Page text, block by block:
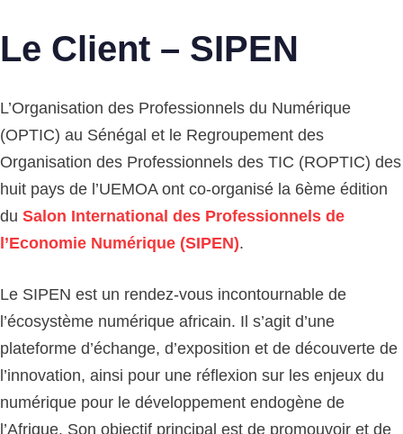
Le Client – SIPEN
L’Organisation des Professionnels du Numérique
(OPTIC) au Sénégal et le Regroupement des
Organisation des Professionnels des TIC (ROPTIC) des
huit pays de l’UEMOA ont co-organisé la 6ème édition
du Salon International des Professionnels de
l’Economie Numérique (SIPEN).
Le SIPEN est un rendez-vous incontournable de
l’écosystème numérique africain. Il s’agit d’une
plateforme d’échange, d’exposition et de découverte de
l’innovation, ainsi pour une réflexion sur les enjeux du
numérique pour le développement endogène de
l’Afrique. Son objectif principal est de promouvoir et de